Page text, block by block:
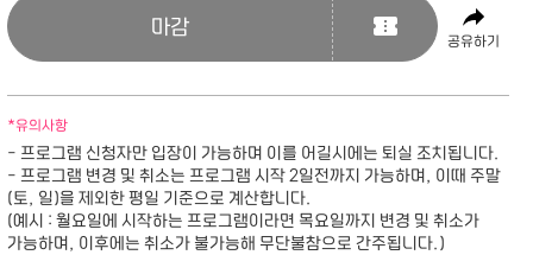
마감 공유하기
*유의사항
- 프로그램 신청자만 입장이 가능하며 이를 어길시에는 퇴실 조치됩니다.
- 프로그램 변경 및 취소는 프로그램 시작 2일전까지 가능하며, 이때 주말
(토, 일)을 제외한 평일 기준으로 계산합니다.
(예시 : 월요일에 시작하는 프로그램이라면 목요일까지 변경 및 취소가
가능하며, 이후에는 취소가 불가능해 무단불참으로 간주됩니다.)